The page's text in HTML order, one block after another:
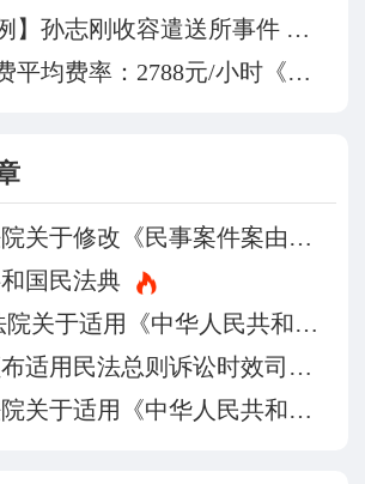
志刚收容遣送所事件 谁来为被殴致死买单？
：2788元/小时《中国律师事务所费率调查》发布
最高人民法院关于修改《民事案件案由规定》的决定
国民法典
最高人民法院关于适用《中华人民共和国民法典》继承编的解释（一）
最高法院颁布适用民法总则诉讼时效司法解释
最高人民法院关于适用《中华人民共和国民法典》物权编的解释（一）